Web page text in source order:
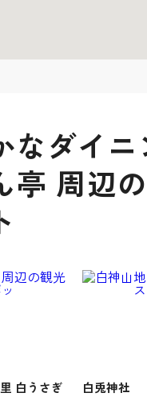
なダイ
亭 周辺
白うさぎ 白兎神社